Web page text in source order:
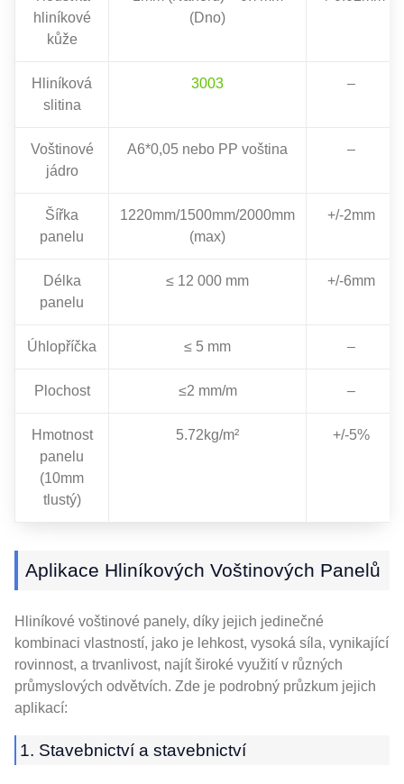
hliníkové
kůže
(Dno)
Hliníková
slitina
3003 –
Voštinové
jádro
A6*0,05 nebo PP voština –
Šířka
panelu
1220mm/1500mm/2000mm
(max)
+/-2mm
Délka
panelu
≤ 12 000 mm +/-6mm
Úhlopříčka ≤ 5 mm –
Plochost ≤2 mm/m –
Hmotnost
panelu
(10mm
tlustý)
5.72kg/m² +/-5%
Aplikace Hliníkových Voštinových Panelů
Hliníkové voštinové panely, díky jejich jedinečné
kombinaci vlastností, jako je lehkost, vysoká síla, vynikající
rovinnost, a trvanlivost, najít široké využití v různých
průmyslových odvětvích. Zde je podrobný průzkum jejich
aplikací:
1. Stavebnictví a stavebnictví